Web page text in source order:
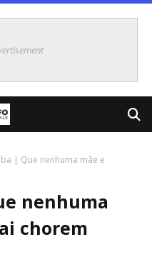
| Que nenhuma mãe e
nenhuma
chorem